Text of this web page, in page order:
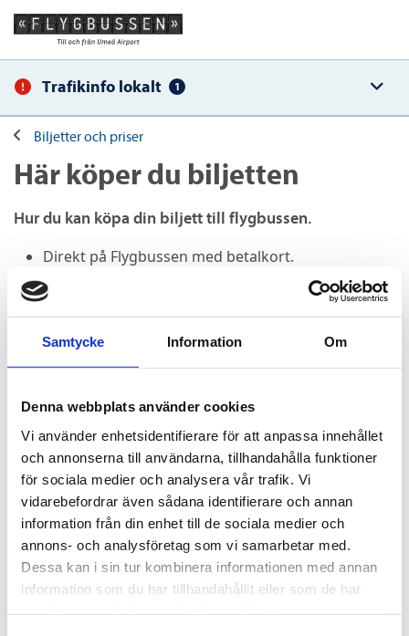
Samtycke Information Om
Denna webbplats använder cookies
Vi använder enhetsidentifierare för att anpassa innehållet
och annonserna till användarna, tillhandahålla funktioner
för sociala medier och analysera vår trafik. Vi
vidarebefordrar även sådana identifierare och annan
information från din enhet till de sociala medier och
annons- och analysföretag som vi samarbetar med.
Dessa kan i sin tur kombinera informationen med annan
information som du har tillhandahållit eller som de har
Trafikinfo lokalt 1
Biljetter och priser
Här köper du biljetten
Hur du kan köpa din biljett till flygbussen.
Direkt på Flygbussen med betalkort.
Hos våra biljettåterförsäljare (se nedan)
Umeå Busstation
I appen "Ultra - Umeås lokaltrafik"
Ombord på bussen (Ultra)
Hur betalar jag?
Med kontokort på Flygbussen och på övriga
försäljningsställen
Med Ultras period- och rabattbiljetter
Med Swish, kort eller Klarna i appen "Ultra -
Umeås lokaltrafik"
Återförsäljare av biljetter (ej reseinformation)